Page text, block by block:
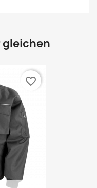
gleichen
favorite_border